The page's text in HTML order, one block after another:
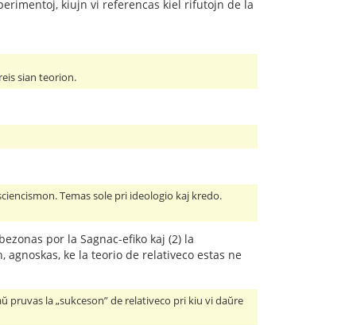
kiujn vi referencas kiel rifutojn de la
sian teorion.
Temas sole pri ideologio kaj kredo.
por la Sagnac-efiko kaj (2) la
ke la teorio de relativeco estas ne
pruvas la „sukceson” de relativeco pri kiu vi daŭre